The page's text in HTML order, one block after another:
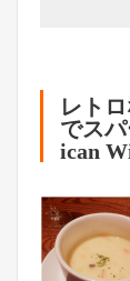
レト
でス
ican